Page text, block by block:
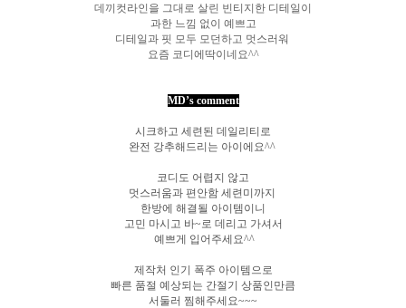
데끼컷라인을 그대로 살린 빈티지한 디테일이
과한 느낌 없이 예쁘고
디테일과 핏 모두 모던하고 멋스러워
요즘 코디에딱이네요^^
MD’s comment
시크하고 세련된 데일리티로
완전 강추해드리는 아이에요^^
코디도 어렵지 않고
멋스러움과 편안함 세련미까지
한방에 해결될 아이템이니
고민 마시고 바~로 데리고 가셔서
예쁘게 입어주세요^^
제작처 인기 폭주 아이템으로
빠른 품절 예상되는 간절기 상품인만큼
서둘러 찜해주세요~~~